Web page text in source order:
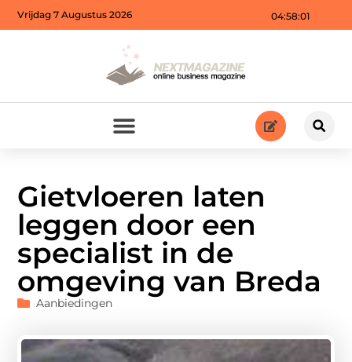
04:58:02
Vrijdag 7 Augustus 2026
Gietvloeren laten
leggen door een
specialist in de
omgeving van Breda
Aanbiedingen